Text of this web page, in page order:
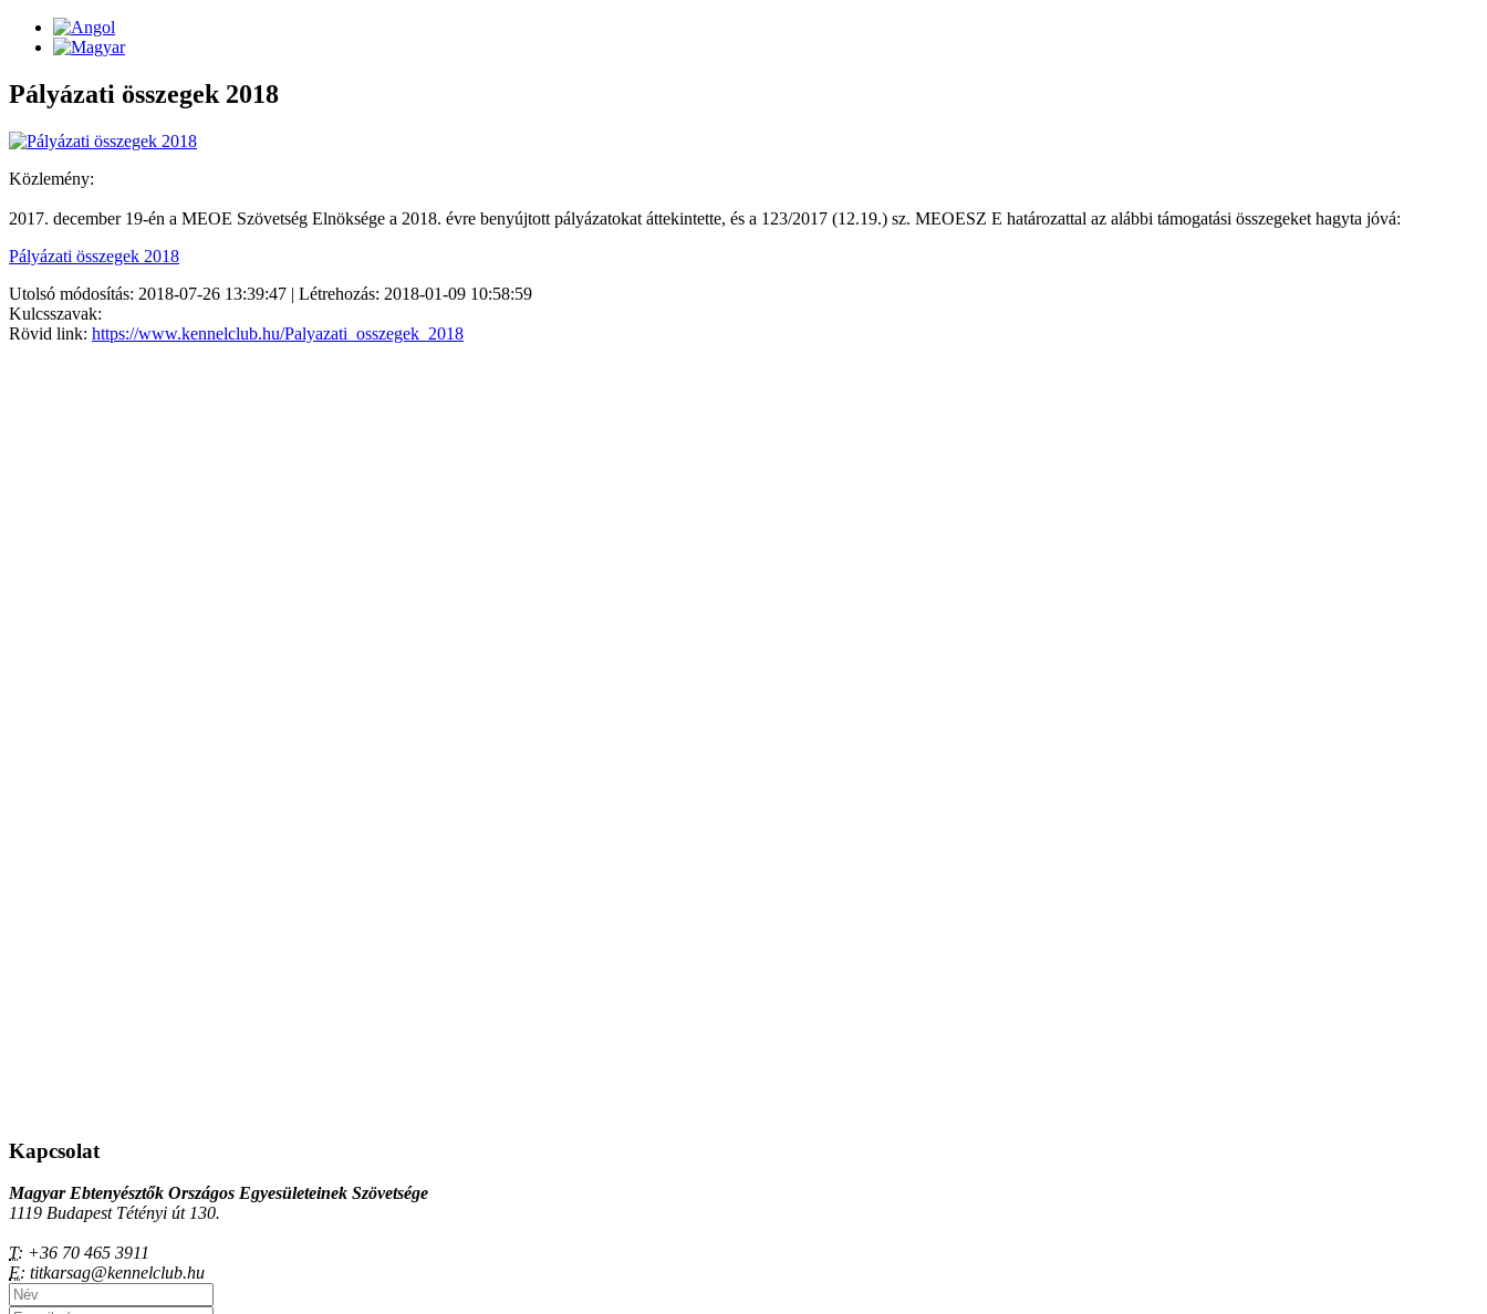
Pályázati összegek 2018
Közlemény:
2017. december 19-én a MEOE Szövetség Elnöksége a 2018. évre benyújtott pályázatokat áttekintette, és a 123/2017 (12.19.) sz. MEOESZ E határozattal az alábbi támogatási összegeket hagyta jóvá:
Pályázati összegek 2018
Utolsó módosítás: 2018-07-26 13:39:47 | Létrehozás: 2018-01-09 10:58:59
Kulcsszavak:
Rövid link: https://www.kennelclub.hu/Palyazati_osszegek_2018
Kapcsolat
Magyar Ebtenyésztők Országos Egyesületeinek Szövetsége
1119 Budapest Tétényi út 130.
T: +36 70 465 3911
E: titkarsag@kennelclub.hu